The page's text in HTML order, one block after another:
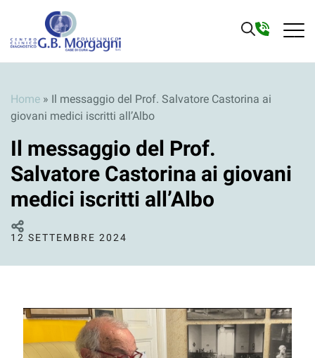
Home » Il messaggio del Prof. Salvatore Castorina ai
giovani medici iscritti all’Albo
Il messaggio del Prof.
Salvatore Castorina ai giovani
medici iscritti all’Albo
12 SETTEMBRE 2024